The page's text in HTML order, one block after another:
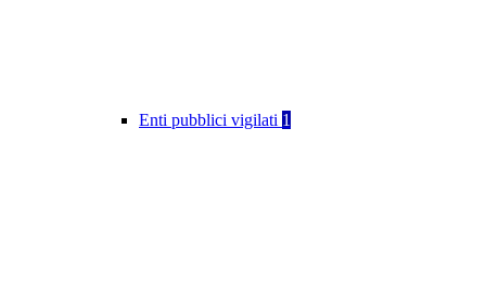
Enti pubblici vigilati 1